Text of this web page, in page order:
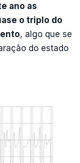
ano as
o triplo do
, algo que se
do estado